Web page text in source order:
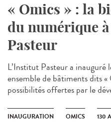
« Omics » : la
du numérique
Pasteur
L’Institut Pasteur a inauguré
ensemble de bâtiments dits
possibilités offertes par le
INAUGURATION OMICS 130